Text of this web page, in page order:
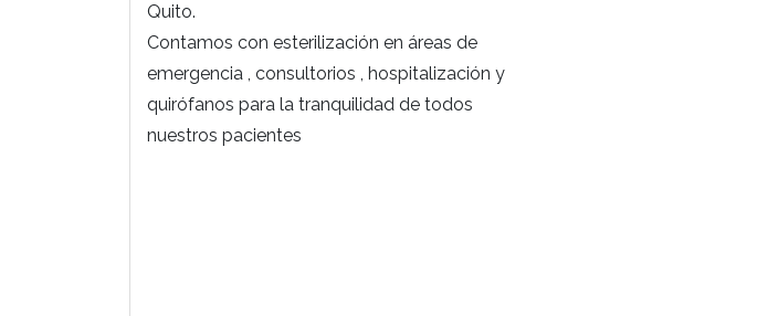
Quito.
Contamos con esterilización en áreas de
emergencia , consultorios , hospitalización y
quirófanos para la tranquilidad de todos
nuestros pacientes